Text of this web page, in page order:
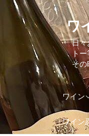
へ
ス
キ
ッ
プ
ワ
日々
トー
その
ワイン
アメリ
アルゼ
イギリ
ワイン